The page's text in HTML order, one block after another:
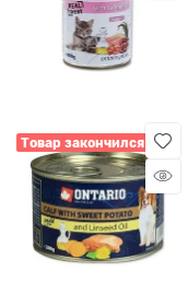
Товар закончился